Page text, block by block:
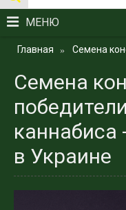
МЕНЮ
Главная Семена
Семена
каннабиса
в Украине